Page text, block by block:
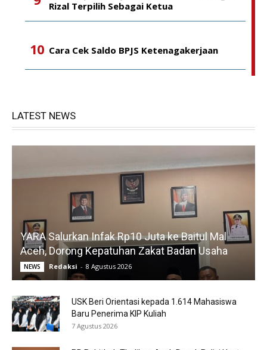
Rizal Terpilih Sebagai Ketua
Cara Cek Saldo BPJS Ketenagakerjaan
LATEST NEWS
YARA Salurkan Infak Rp10 Juta ke Baitul Mal
Aceh, Dorong Kepatuhan Zakat Badan Usaha
NEWS Redaksi - 8 Agustus 2026
USK Beri Orientasi kepada 1.614 Mahasiswa
Baru Penerima KIP Kuliah
7 Agustus 2026